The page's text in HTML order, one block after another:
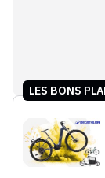
LES BONS